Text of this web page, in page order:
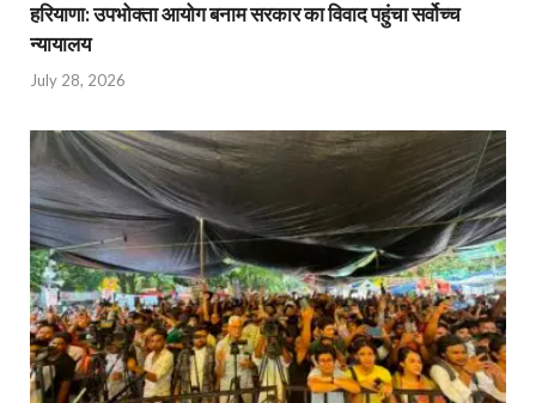
हरियाणा: उपभोक्ता आयोग बनाम सरकार का विवाद पहुंचा सर्वोच्च
न्यायालय
July 28, 2026